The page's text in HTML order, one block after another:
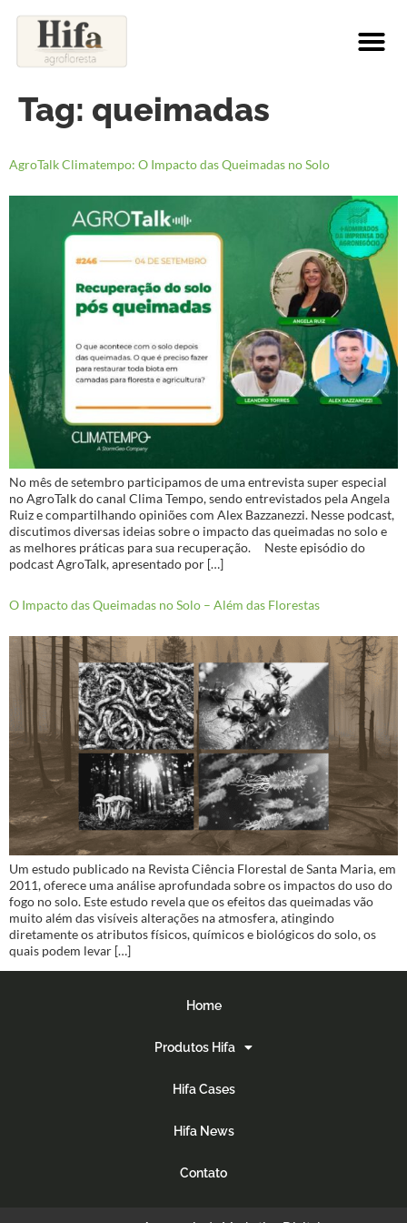
Tag: queimadas
AgroTalk Climatempo: O Impacto das Queimadas no Solo
No mês de setembro participamos de uma entrevista super especial
no AgroTalk do canal Clima Tempo, sendo entrevistados pela Angela
Ruiz e compartilhando opiniões com Alex Bazzanezzi. Nesse podcast,
discutimos diversas ideias sobre o impacto das queimadas no solo e
as melhores práticas para sua recuperação. Neste episódio do
podcast AgroTalk, apresentado por […]
O Impacto das Queimadas no Solo – Além das Florestas
Um estudo publicado na Revista Ciência Florestal de Santa Maria, em
2011, oferece uma análise aprofundada sobre os impactos do uso do
fogo no solo. Este estudo revela que os efeitos das queimadas vão
muito além das visíveis alterações na atmosfera, atingindo
diretamente os atributos físicos, químicos e biológicos do solo, os
quais podem levar […]
Home
Produtos Hifa
Hifa Cases
Hifa News
Contato